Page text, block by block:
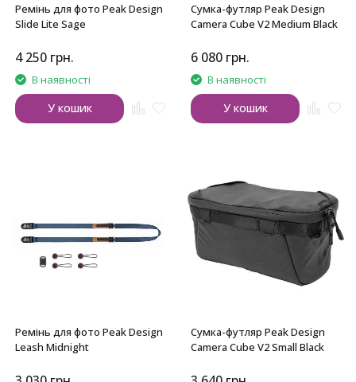
Ремінь для фото Peak Design
Slide Lite Sage
4 250 грн.
В наявності
У кошик
Сумка-футляр Peak Design
Camera Cube V2 Medium Black
6 080 грн.
В наявності
У кошик
Ремінь для фото Peak Design
Leash Midnight
Сумка-футляр Peak Design
Camera Cube V2 Small Black